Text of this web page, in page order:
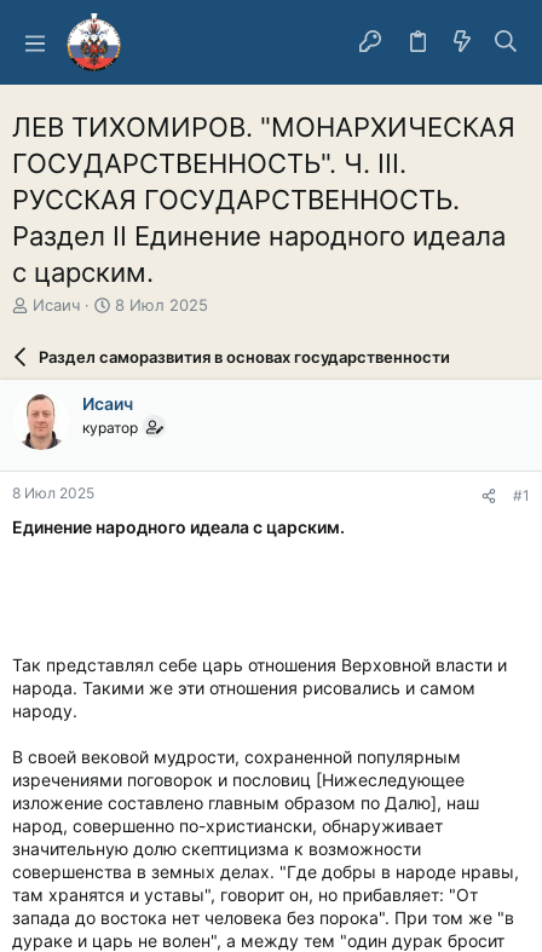
ЛЕВ ТИХОМИРОВ. "МОНАРХИЧЕСКАЯ
ГОСУДАРСТВЕННОСТЬ". Ч. III.
РУССКАЯ ГОСУДАРСТВЕННОСТЬ.
Раздел II Единение народного идеала
с царским.
А
о
р
т
е
м
ы
Исаич
Д
а
а
ч
л
8 Июл 2025
Раздел саморазвития в основах государственности
Исаич
куратор
8 Июл 2025 #1
Единение народного идеала с царским.
Так представлял себе царь отношения Верховной власти и
народа. Такими же эти отношения рисовались и самом
народу.
В своей вековой мудрости, сохраненной популярным
изречениями поговорок и пословиц [Нижеследующее
изложение составлено главным образом по Далю], наш
народ, совершенно по-христиански, обнаруживает
значительную долю скептицизма к возможности
совершенства в земных делах. "Где добры в народе нравы,
там хранятся и уставы", говорит он, но прибавляет: "От
запада до востока нет человека без порока". При том же "в
дураке и царь не волен", а между тем "один дурак бросит